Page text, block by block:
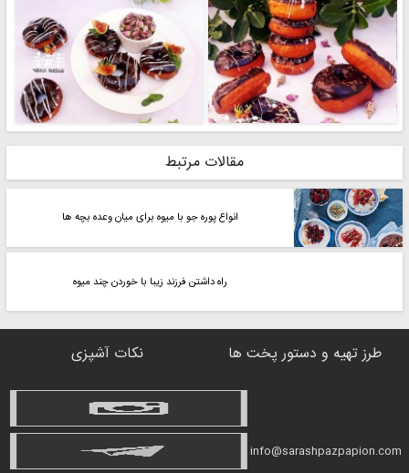
مقالات مرتبط
انواع پوره جو با میوه برای میان وعده بچه ها
راه داشتن فرزند زیبا با خوردن چند میوه
طرز تهیه و دستور پخت ها نکات آشپزی
info@sarashpazpapion.com